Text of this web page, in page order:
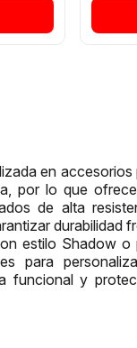
en accesorios
por lo que
de alta
durabilidad
estilo Shadow o
para
funcional y